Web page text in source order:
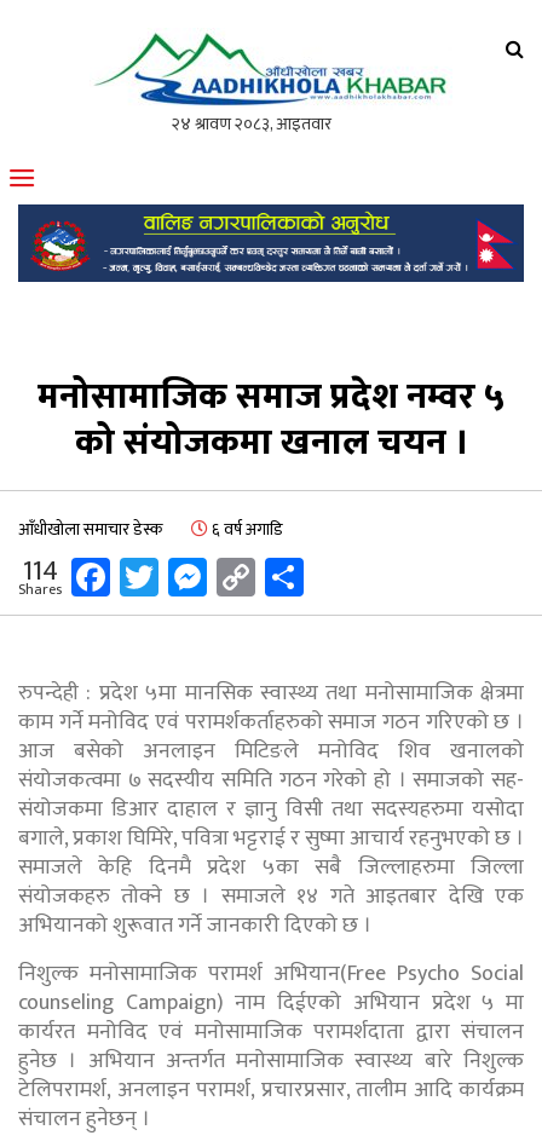
मोफसलकै लोकप्रिय अनलाइन पत्रिका
मनोसामाजिक समाज प्रदेश नम्वर ५
को संयोजकमा खनाल चयन ।
आँधीखोला समाचार डेस्क ६ वर्ष अगाडि
114
Shares Facebook
Twitter
Messenger
Copy
Link
रुपन्देही : प्रदेश ५मा मानसिक स्वास्थ्य तथा मनोसामाजिक क्षेत्रमा
काम गर्ने मनोविद एवं परामर्शकर्ताहरुको समाज गठन गरिएको छ ।
आज बसेको अनलाइन मिटिङले मनोविद शिव खनालको
संयोजकत्वमा ७ सदस्यीय समिति गठन गरेको हो । समाजको सह-
संयोजकमा डिआर दाहाल र ज्ञानु विसी तथा सदस्यहरुमा यसोदा
बगाले, प्रकाश घिमिरे, पवित्रा भट्टराई र सुष्मा आचार्य रहनुभएको छ ।
समाजले केहि दिनमै प्रदेश ५का सबै जिल्लाहरुमा जिल्ला
संयोजकहरु तोक्ने छ । समाजले १४ गते आइतबार देखि एक
अभियानको शुरूवात गर्ने जानकारी दिएको छ ।
निशुल्क मनोसामाजिक परामर्श अभियान(Free Psycho Social
counseling Campaign) नाम दिईएको अभियान प्रदेश ५ मा
कार्यरत मनोविद एवं मनोसामाजिक परामर्शदाता द्वारा संचालन
हुनेछ । अभियान अन्तर्गत मनोसामाजिक स्वास्थ्य बारे निशुल्क
टेलिपरामर्श, अनलाइन परामर्श, प्रचारप्रसार, तालीम आदि कार्यक्रम
संचालन हुनेछन् ।